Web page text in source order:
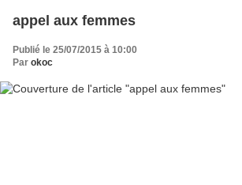
appel aux femmes
Publié le 25/07/2015 à 10:00
Par okoc